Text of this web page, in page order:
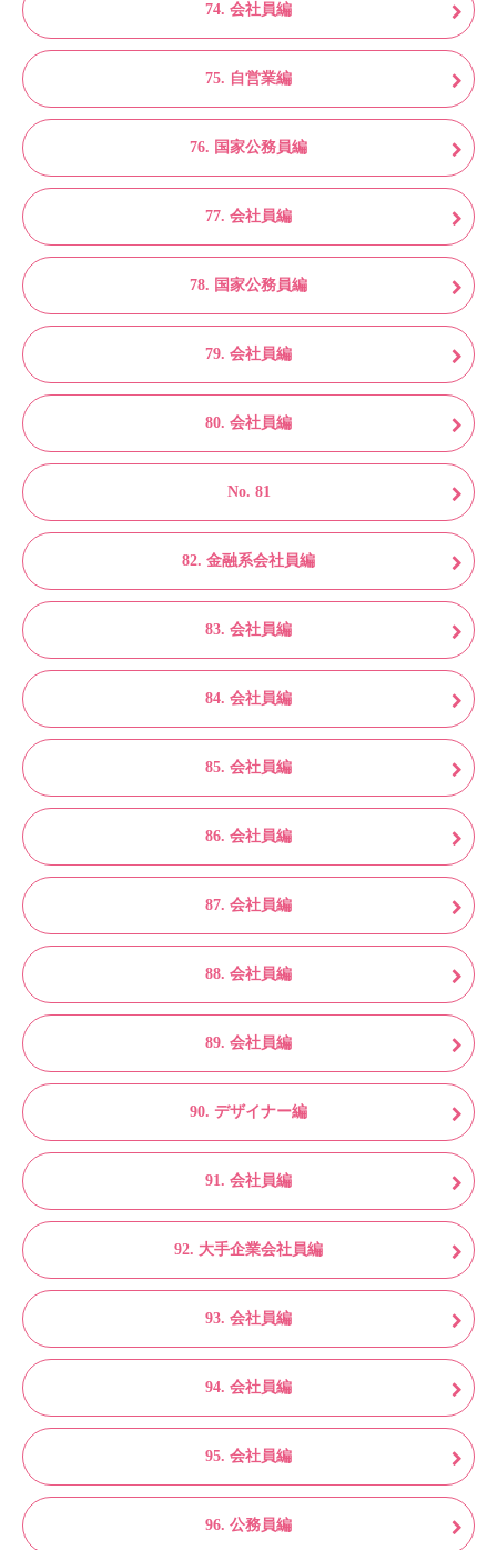
74. 会社員編
75. 自営業編
76. 国家公務員編
77. 会社員編
78. 国家公務員編
79. 会社員編
80. 会社員編
No. 81
82. 金融系会社員編
83. 会社員編
84. 会社員編
85. 会社員編
86. 会社員編
87. 会社員編
88. 会社員編
89. 会社員編
90. デザイナー編
91. 会社員編
92. 大手企業会社員編
93. 会社員編
94. 会社員編
95. 会社員編
96. 公務員編